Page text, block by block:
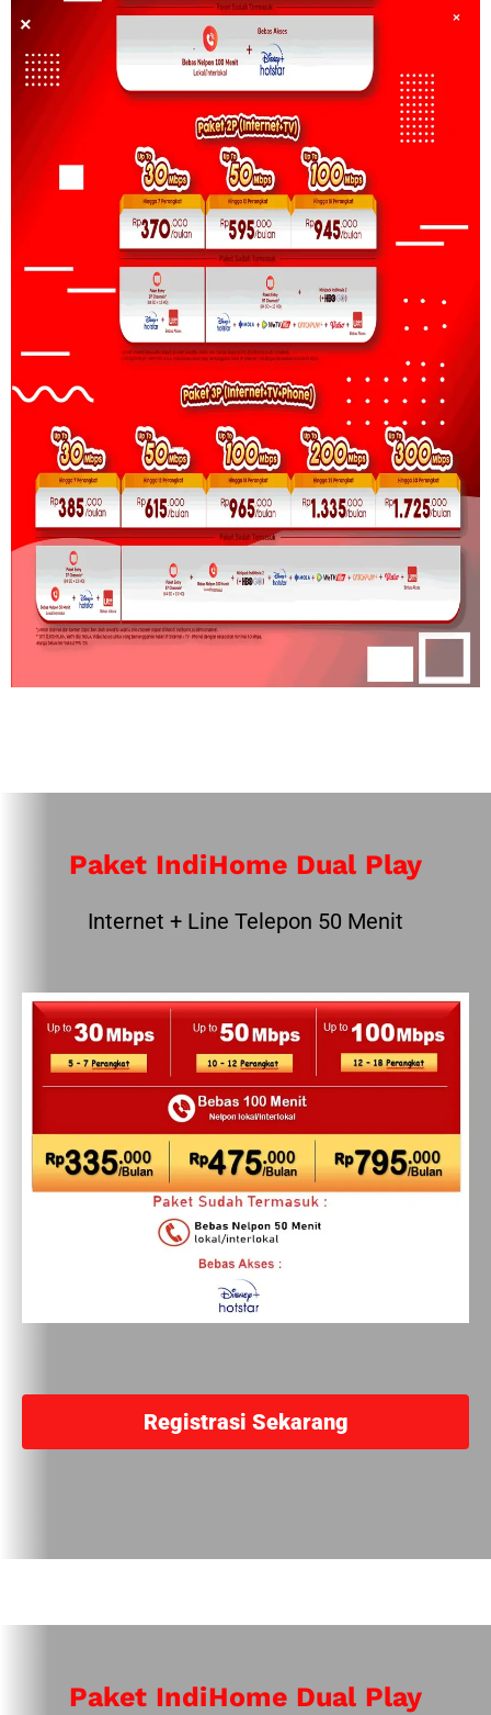
Paket IndiHome Dual Play
Internet + Line Telepon 50 Menit
Registrasi Sekarang
Paket IndiHome Dual Play